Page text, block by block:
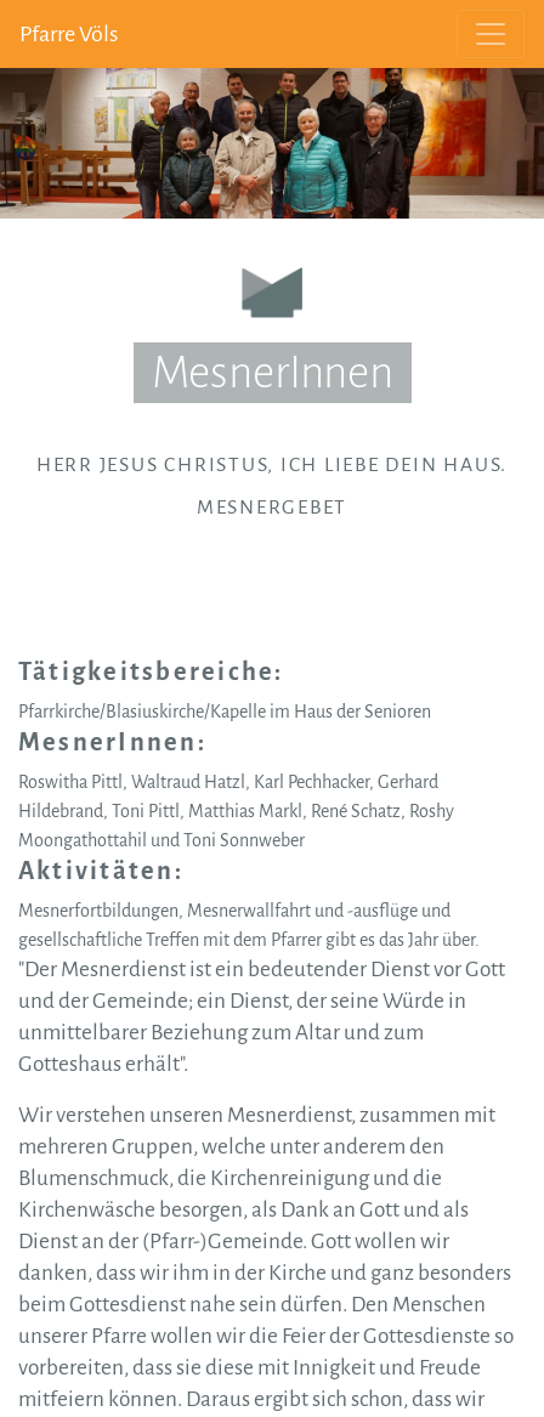
Pfarre Völs
MesnerInnen
HERR JESUS CHRISTUS, ICH LIEBE DEIN HAUS.
MESNERGEBET
Tätigkeitsbereiche:
Pfarrkirche/Blasiuskirche/Kapelle im Haus der Senioren
MesnerInnen:
Roswitha Pittl, Waltraud Hatzl, Karl Pechhacker, Gerhard
Hildebrand, Toni Pittl, Matthias Markl, René Schatz, Roshy
Moongathottahil und Toni Sonnweber
Aktivitäten:
Mesnerfortbildungen, Mesnerwallfahrt und -ausflüge und
gesellschaftliche Treffen mit dem Pfarrer gibt es das Jahr über.
"Der Mesnerdienst ist ein bedeutender Dienst vor Gott
und der Gemeinde; ein Dienst, der seine Würde in
unmittelbarer Beziehung zum Altar und zum
Gotteshaus erhält".
Wir verstehen unseren Mesnerdienst, zusammen mit
mehreren Gruppen, welche unter anderem den
Blumenschmuck, die Kirchenreinigung und die
Kirchenwäsche besorgen, als Dank an Gott und als
Dienst an der (Pfarr-)Gemeinde. Gott wollen wir
danken, dass wir ihm in der Kirche und ganz besonders
beim Gottesdienst nahe sein dürfen. Den Menschen
unserer Pfarre wollen wir die Feier der Gottesdienste so
vorbereiten, dass sie diese mit Innigkeit und Freude
mitfeiern können. Daraus ergibt sich schon, dass wir